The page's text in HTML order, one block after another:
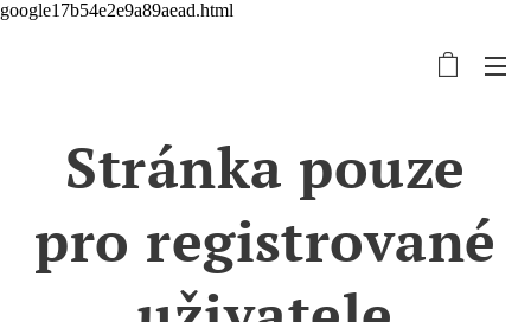
google17b54e2e9a89aead.html
Stránka pouze
pro registrované